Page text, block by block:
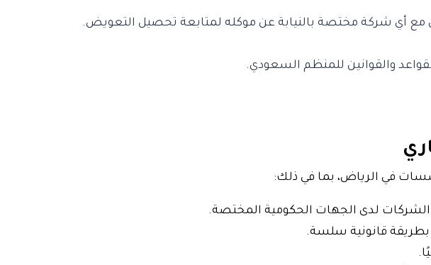
مع أي شركة مختصة بالنيابة عن موكله لمتابعة تحصيل التعويض.
والقوانين للمنظم السعودي.
في الرياض، بما في ذلك:
الشركات لدى الجهات الحكومية المختصة.
قانونية سلسة.